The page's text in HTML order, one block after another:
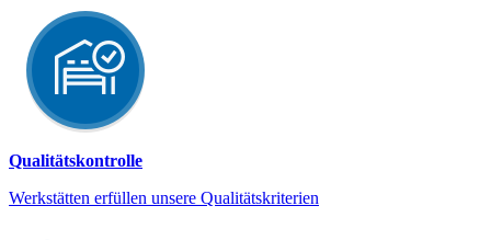
Qualitätskontrolle
Werkstätten erfüllen unsere Qualitätskriterien